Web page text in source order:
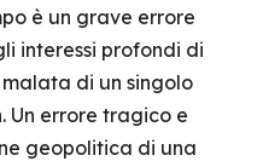
è un grave errore
interessi profondi di
di un singolo
Un errore tragico e
geopolitica di una